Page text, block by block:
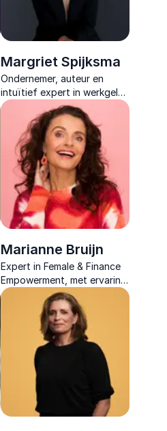
Margriet Spijksma
Ondernemer, auteur en
intuïtief expert in werkgeluk
die laat zien hoe rust,
levensdoel en innerlijke
richting leiden tot vrijheid en
duurzaam succes.
Marianne Bruijn
Expert in Female & Finance
Empowerment, met ervaring
in corporate management
en SDG-leiderschap.